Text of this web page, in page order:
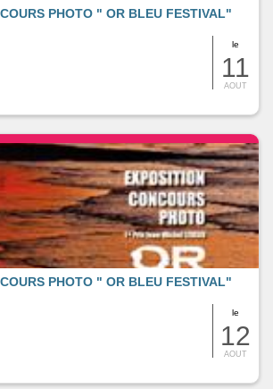
le
11
AOUT
PHOTO " OR BLEU FESTIVAL"
le
12
AOUT
PHOTO " OR BLEU FESTIVAL"